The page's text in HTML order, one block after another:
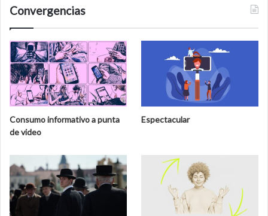
Convergencias
Consumo informativo a punta
de video
Espectacular